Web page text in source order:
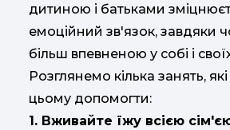
дитиною і батьками
емоційний зв'язок, завдяки
більш впевненою у собі і
Розглянемо кілька занять,
цьому допомогти:
1. Вживайте їжу всією